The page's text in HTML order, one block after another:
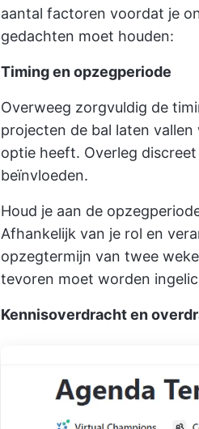
aantal factoren voordat je
gedachten moet houden:
Timing en opzegperiode
Overweeg zorgvuldig de
projecten de bal laten
optie heeft. Overleg
beïnvloeden.
Houd je aan de
Afhankelijk van je rol en
opzegtermijn van twee
tevoren moet worden
Kennisoverdracht en